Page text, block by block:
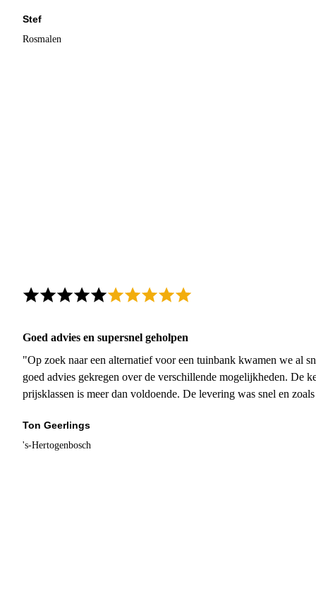
Stef
Rosmalen
Goed advies en supersnel geholpen
"Op zoek naar een alternatief voor een tuinbank kwamen we al
goed advies gekregen over de verschillende mogelijkheden. De
prijsklassen is meer dan voldoende. De levering was snel en
Ton Geerlings
's-Hertogenbosch